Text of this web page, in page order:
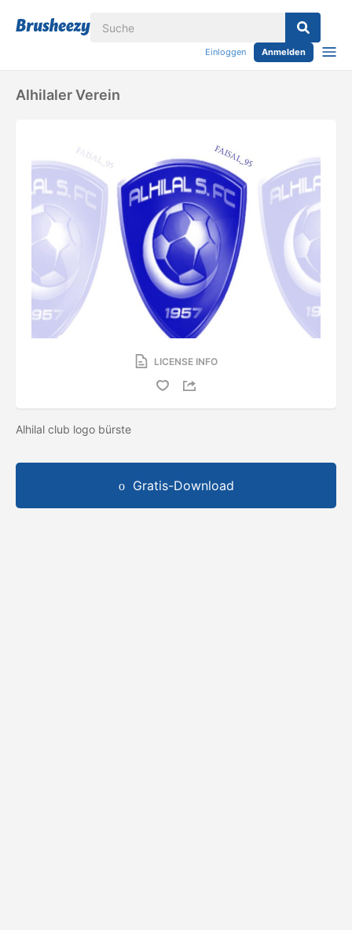
Einloggen Anmelden
Alhilaler Verein
LICENSE INFO
Alhilal club logo bürste
Gratis-Download